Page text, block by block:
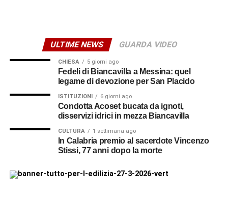
Alfio Mannino, segretario generale della Cgil Sicilia. A
moderare il confronto sarà Nino Benina.
© RIPRODUZIONE RISERVATA
ULTIME NEWS GUARDA VIDEO
CHIESA 5 giorni ago
Fedeli di Biancavilla a Messina: quel
legame di devozione per San Placido
ISTITUZIONI 6 giorni ago
Condotta Acoset bucata da ignoti,
disservizi idrici in mezza Biancavilla
CULTURA 1 settimana ago
In Calabria premio al sacerdote Vincenzo
Stissi, 77 anni dopo la morte